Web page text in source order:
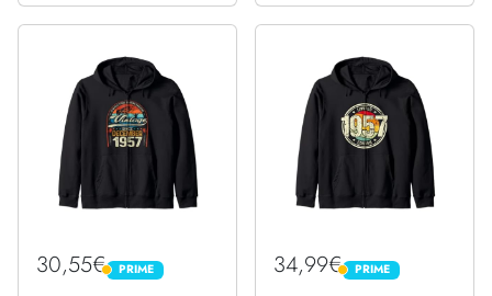
30,55€ PRIME
PRIME 34,99€ PRIME
PRIME